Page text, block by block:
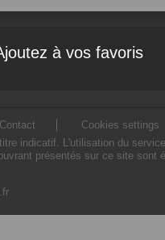
à vos favoris
Contact
Cookies settings
indicatif. L'utilisation du
présentés sur ce site sont